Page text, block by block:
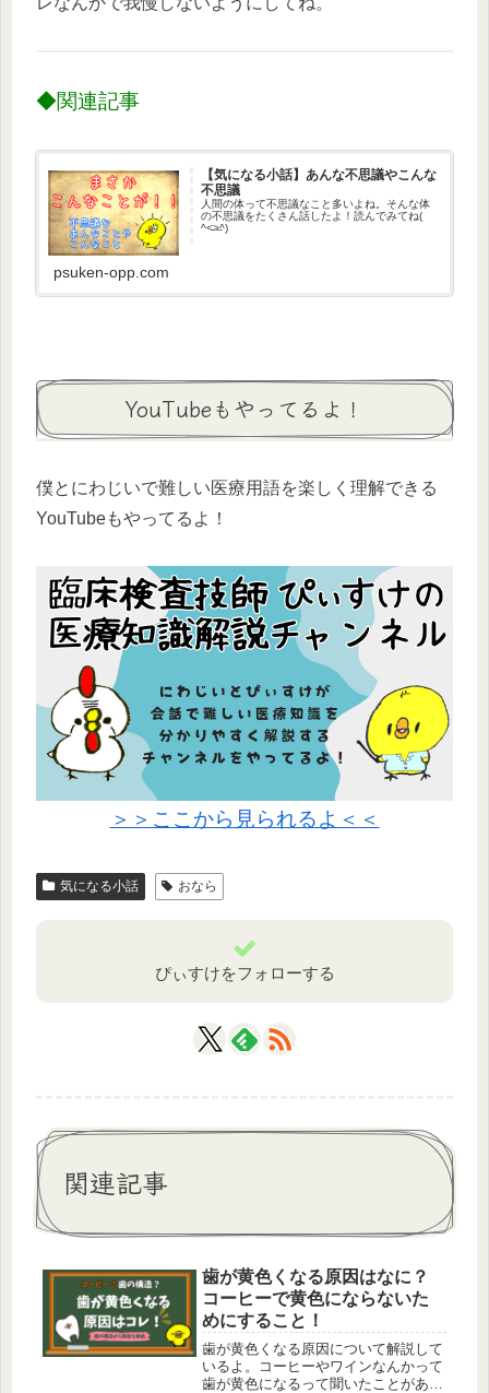
◆関連記事
【気になる小話】あんな不思議やこんな
不思議
人間の体って不思議なこと多いよね。そんな体
の不思議をたくさん話したよ！読んでみてね(
^˂̵˃̶^)
psuken-opp.com
YouTubeもやってるよ！
僕とにわじいで難しい医療用語を楽しく理解できる
YouTubeもやってるよ！
＞＞ここから見られるよ＜＜
気になる小話 おなら
ぴぃすけをフォローする
関連記事
歯が黄色くなる原因はなに？
コーヒーで黄色にならないた
めにすること！
歯が黄色くなる原因について解説して
いるよ。コーヒーやワインなんかって
歯が黄色になるって聞いたことがある